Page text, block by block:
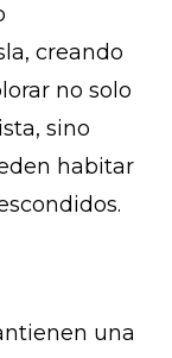
creando
no solo
sino
habitar
una